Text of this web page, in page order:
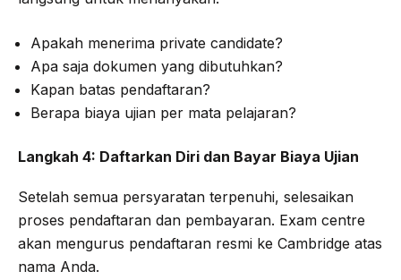
Apakah menerima private candidate?
Apa saja dokumen yang dibutuhkan?
Kapan batas pendaftaran?
Berapa biaya ujian per mata pelajaran?
Langkah 4: Daftarkan Diri dan Bayar Biaya Ujian
Setelah semua persyaratan terpenuhi, selesaikan
proses pendaftaran dan pembayaran. Exam centre
akan mengurus pendaftaran resmi ke Cambridge atas
nama Anda.